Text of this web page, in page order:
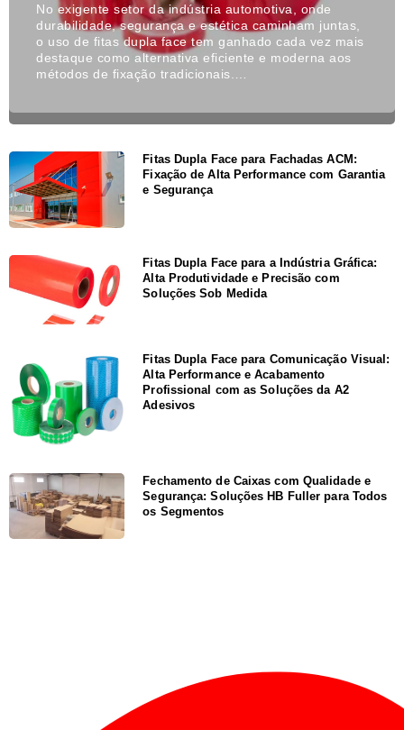
No exigente setor da indústria automotiva, onde
durabilidade, segurança e estética caminham juntas,
o uso de fitas dupla face tem ganhado cada vez mais
destaque como alternativa eficiente e moderna aos
métodos de fixação tradicionais.…
Fitas Dupla Face para Fachadas ACM:
Fixação de Alta Performance com Garantia
e Segurança
Fitas Dupla Face para a Indústria Gráfica:
Alta Produtividade e Precisão com
Soluções Sob Medida
Fitas Dupla Face para Comunicação Visual:
Alta Performance e Acabamento
Profissional com as Soluções da A2
Adesivos
Fechamento de Caixas com Qualidade e
Segurança: Soluções HB Fuller para Todos
os Segmentos